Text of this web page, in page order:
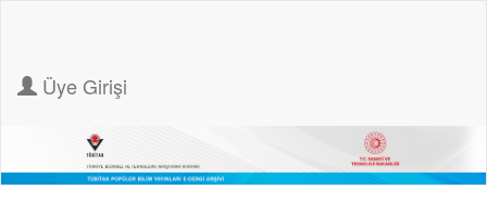
Üye Girişi